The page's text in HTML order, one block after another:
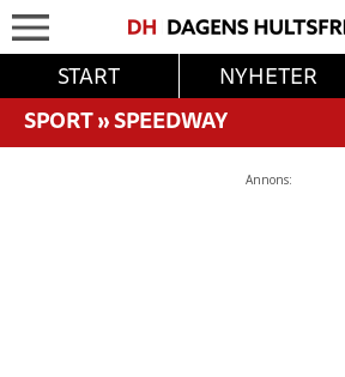
START NYHETER
SPORT»SPEEDWAY
Annons: